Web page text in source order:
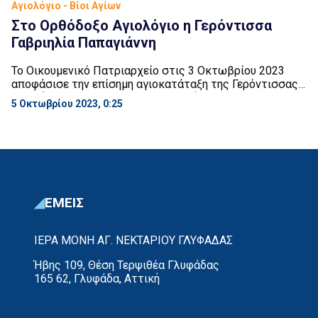
Αγιολόγιο - Βίοι Αγίων
Στο Ορθόδοξο Αγιολόγιο η Γερόντισσα
Γαβριηλία Παπαγιάννη
Το Οικουμενικό Πατριαρχείο στις 3 Οκτωβρίου 2023
αποφάσισε την επίσημη αγιοκατάταξη της Γερόντισσας
Γαβριήλιας η οποία έζησε και στη νήσο Λέρο των
Δωδεκανήσων όπου και εξεδήμησεν προς Κύριον στις 28
και πανηγυρικά. Λίγα λόγια για την γερόντισσα
5 Οκτωβρίου 2023, 0:25
ΕΜΕΙΣ
ΙΕΡΑ ΜΟΝΗ ΑΓ. ΝΕΚΤΑΡΙΟΥ ΓΛΥΦΑΔΑΣ
Ήβης 109, Θέση Τερψιθέα Γλυφάδας
165 62, Γλυφάδα, Αττική